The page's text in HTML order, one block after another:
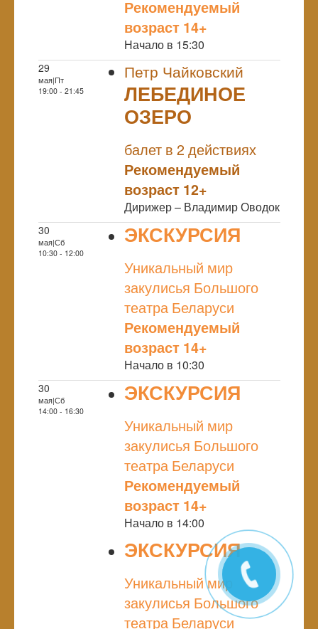
Рекомендуемый
возраст 14+
Начало в 15:30
29
мая|Пт
19:00 - 21:45
Петр Чайковский
ЛЕБЕДИНОЕ
ОЗЕРО
балет в 2 действиях
Рекомендуемый
возраст 12+
Дирижер – Владимир Оводок
30
мая|Сб
10:30 - 12:00
ЭКСКУРСИЯ
Уникальный мир
закулисья Большого
театра Беларуси
Рекомендуемый
возраст 14+
Начало в 10:30
30
мая|Сб
14:00 - 16:30
ЭКСКУРСИЯ
Уникальный мир
закулисья Большого
театра Беларуси
Рекомендуемый
возраст 14+
Начало в 14:00
ЭКСКУРСИЯ
Уникальный мир
закулисья Большого
театра Беларуси